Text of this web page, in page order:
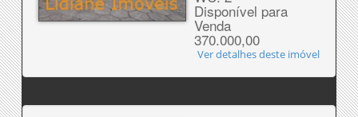
Disponível para
Venda
370.000,00
Ver detalhes deste imóvel